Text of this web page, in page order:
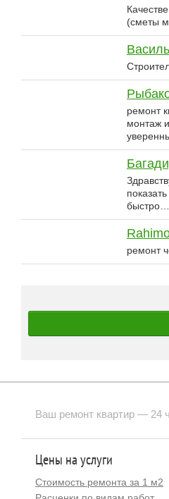
(сметы
ремонт
монтаж
быстро…
ремонт
Ваш ремонт квартир — 24
Цены на услуги
Стоимость ремонта за 1 м2